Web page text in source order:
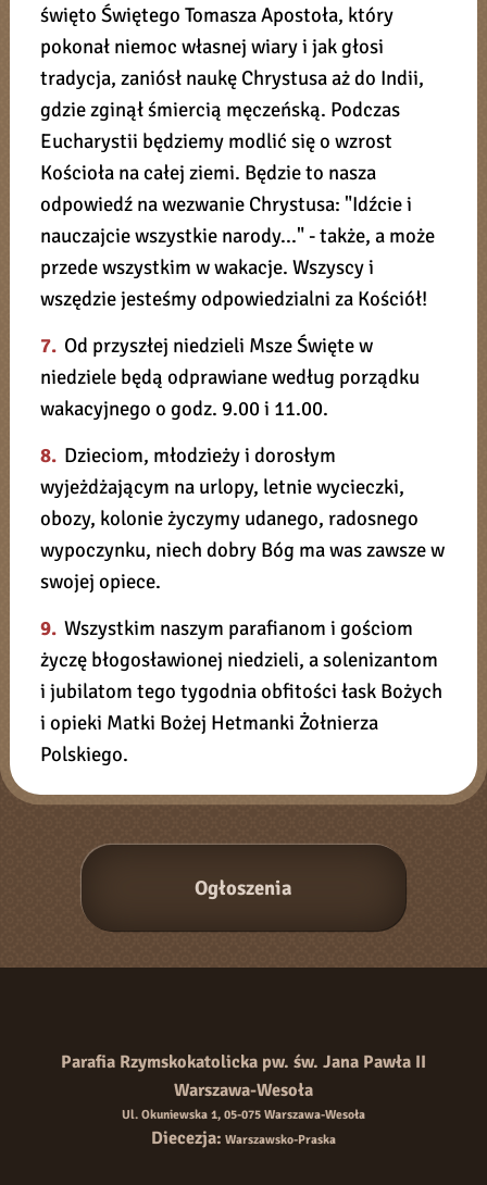
święto Świętego Tomasza Apostoła, który
pokonał niemoc własnej wiary i jak głosi
tradycja, zaniósł naukę Chrystusa aż do Indii,
gdzie zginął śmiercią męczeńską. Podczas
Eucharystii będziemy modlić się o wzrost
Kościoła na całej ziemi. Będzie to nasza
odpowiedź na wezwanie Chrystusa: "Idźcie i
nauczajcie wszystkie narody..." - także, a może
przede wszystkim w wakacje. Wszyscy i
wszędzie jesteśmy odpowiedzialni za Kościół!
7. Od przyszłej niedzieli Msze Święte w
niedziele będą odprawiane według porządku
wakacyjnego o godz. 9.00 i 11.00.
8. Dzieciom, młodzieży i dorosłym
wyjeżdżającym na urlopy, letnie wycieczki,
obozy, kolonie życzymy udanego, radosnego
wypoczynku, niech dobry Bóg ma was zawsze w
swojej opiece.
9. Wszystkim naszym parafianom i gościom
życzę błogosławionej niedzieli, a solenizantom
i jubilatom tego tygodnia obfitości łask Bożych
i opieki Matki Bożej Hetmanki Żołnierza
Polskiego.
Parafia Rzymskokatolicka pw. św. Jana Pawła II
Warszawa-Wesoła
Ul. Okuniewska 1, 05-075 Warszawa-Wesoła
Diecezja: Warszawsko-Praska